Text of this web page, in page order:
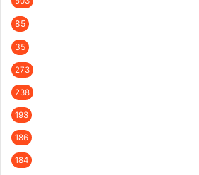
85
35
273
238
193
186
184